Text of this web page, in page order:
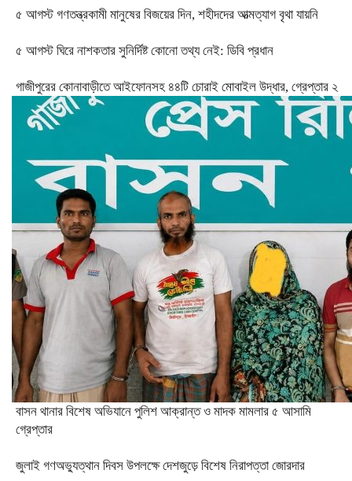
৫ আগস্ট গণতন্ত্রকামী মানুষের বিজয়ের দিন, শহীদদের আত্মত্যাগ বৃথা যায়নি
৫ আগস্ট ঘিরে নাশকতার সুনির্দিষ্ট কোনো তথ্য নেই: ডিবি প্রধান
গাজীপুরের কোনাবাড়ীতে আইফোনসহ ৪৪টি চোরাই মোবাইল উদ্ধার, গ্রেপ্তার ২
বাসন থানার বিশেষ অভিযানে পুলিশ আক্রান্ত ও মাদক মামলার ৫ আসামি
গ্রেপ্তার
জুলাই গণঅভ্যুত্থান দিবস উপলক্ষে দেশজুড়ে বিশেষ নিরাপত্তা জোরদার